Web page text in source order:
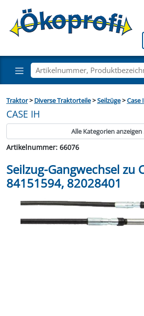
Traktor>Diverse Traktorteile>Seilzüge>Case
CASE IH
Alle Kategorien anzeigen
Artikelnummer: 66076
Seilzug-Gangwechsel zu
84151594, 82028401